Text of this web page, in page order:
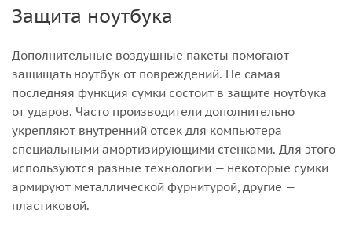
Защита ноутбука
Дополнительные воздушные пакеты помогают
защищать ноутбук от повреждений. Не самая
последняя функция сумки состоит в защите ноутбука
от ударов. Часто производители дополнительно
укрепляют внутренний отсек для компьютера
специальными амортизирующими стенками. Для этого
используются разные технологии — некоторые сумки
армируют металлической фурнитурой, другие —
пластиковой.